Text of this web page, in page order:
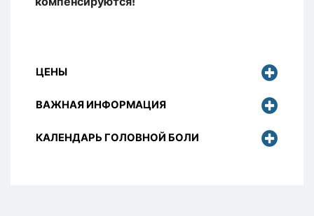
ЦЕНЫ
ВАЖНАЯ ИНФОРМАЦИЯ
КАЛЕНДАРЬ ГОЛОВНОЙ БОЛИ